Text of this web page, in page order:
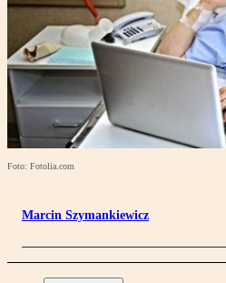
Foto: Fotolia.com
Marcin Szymankiewicz